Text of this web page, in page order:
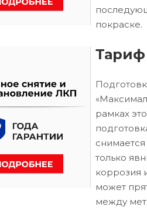
покраске.
рамках
только
коррозия
может
между